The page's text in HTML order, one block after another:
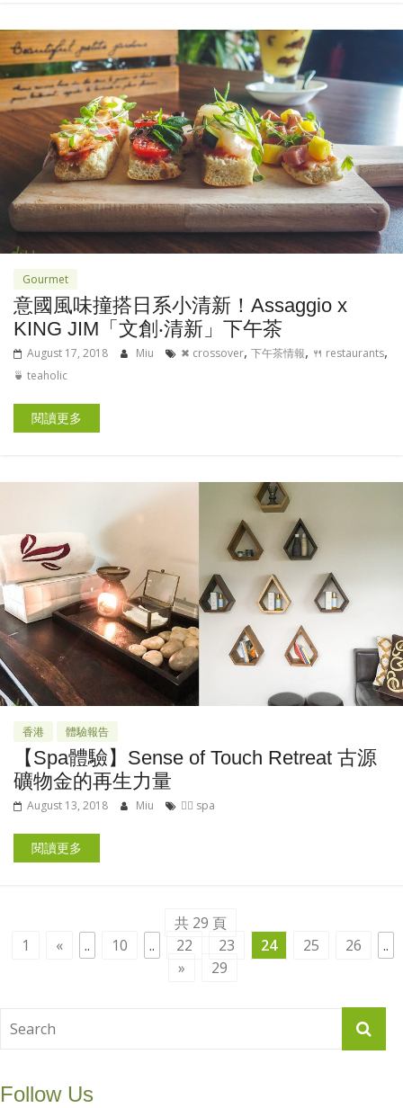
Gourmet
意國風味撞搭日系小清新！Assaggio x
KING JIM「文創‧清新」下午茶
August 17, 2018 Miu ✖ crossover, 下午茶情報, 🍴 restaurants,
🍵 teaholic
閱讀更多
香港 體驗報告
【Spa體驗】Sense of Touch Retreat 古源
礦物金的再生力量
August 13, 2018 Miu 🧖‍♀️ spa
閱讀更多
共 29 頁
1
« .. 10 .. 22 23 24 25 26
..
»
29
Follow Us